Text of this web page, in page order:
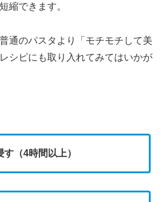
縮できます。
通のパスタより「モチモチして美
シピにも取り入れてみてはいかが
（4時間以上）